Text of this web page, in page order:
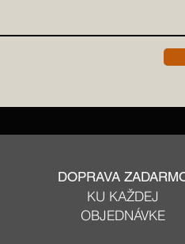
DOPRAVA
KU KAŽDEJ
OBJEDNÁVKE